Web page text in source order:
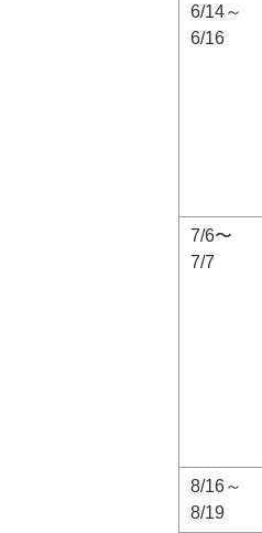
6/14～
6/16
7/6〜
7/7
8/16～
8/19